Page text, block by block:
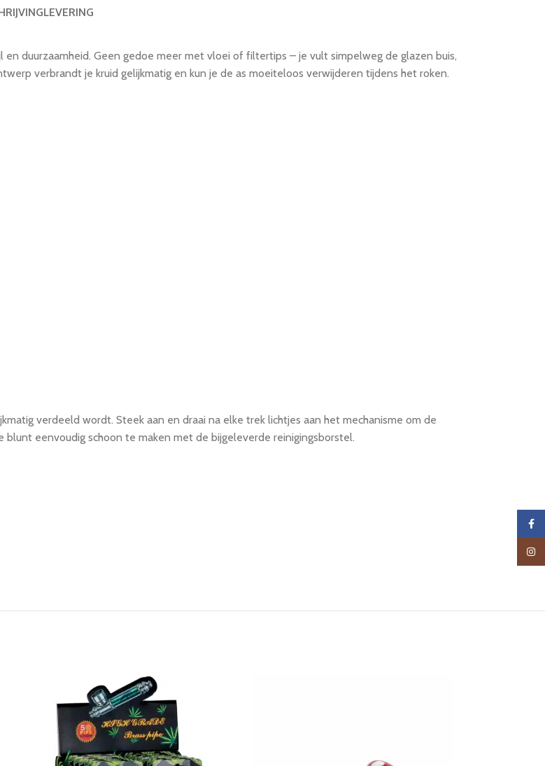
LEVERING
en duurzaamheid. Geen gedoe meer met vloei of filtertips – je vult simpelweg de glazen buis,
verbrandt je kruid gelijkmatig en kun je de as moeiteloos verwijderen tijdens het roken.
verdeeld wordt. Steek aan en draai na elke trek lichtjes aan het mechanisme om de
eenvoudig schoon te maken met de bijgeleverde reinigingsborstel.